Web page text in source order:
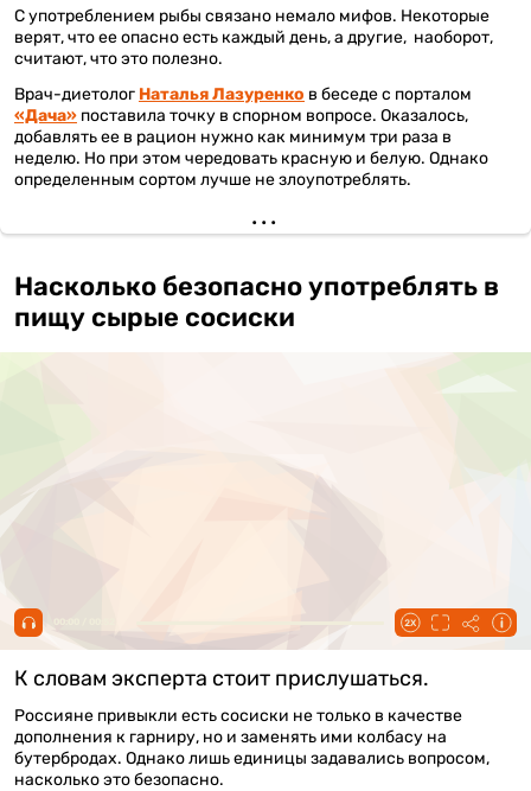
С употреблением рыбы связано немало мифов. Некоторые
верят, что ее опасно есть каждый день, а другие, наоборот,
считают, что это полезно.
Врач-диетолог Наталья Лазуренко в беседе с порталом
«Дача» поставила точку в спорном вопросе. Оказалось,
добавлять ее в рацион нужно как минимум три раза в
неделю. Но при этом чередовать красную и белую. Однако
определенным сортом лучше не злоупотреблять.
Насколько безопасно употреблять в
пищу сырые сосиски
К словам эксперта стоит прислушаться.
Россияне привыкли есть сосиски не только в качестве
дополнения к гарниру, но и заменять ими колбасу на
бутербродах. Однако лишь единицы задавались вопросом,
насколько это безопасно.